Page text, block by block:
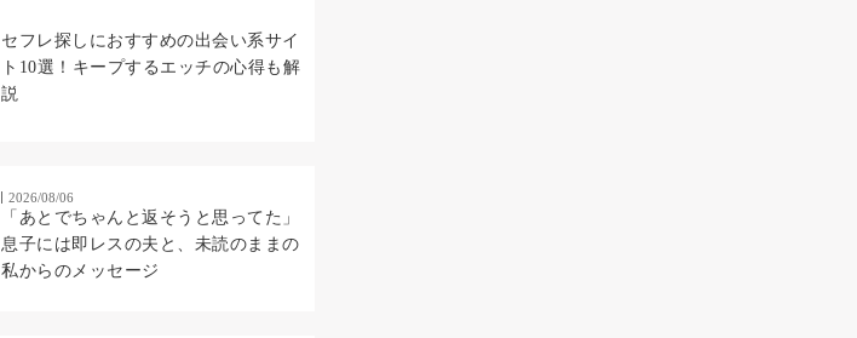
セフレ探しにおすすめの出会い系サイ
ト10選！キープするエッチの心得も解
説
2026/08/06
「あとでちゃんと返そうと思ってた」
息子には即レスの夫と、未読のままの
私からのメッセージ